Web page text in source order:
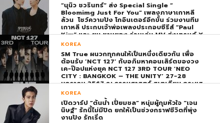
“นุนิว ชวรินทร์” ส่ง Special Single “
Bloomimg Just For You” เพลงภาษาเกาหลี
ล้วน โชว์ความปัง โกอินเตอร์อีกขั้น ร่วมงานทีม
เกาหลี ประกบเจ้าพ่อเพลงประกอบซีรีส์ “Paul
Kim” และ ยุน ชานยอง ร่วมเล่น MV ส่งเทรนด์ X
พุ่ง ติดอันดับ 1 โลก
KOREA
SM True ผนวกทุกคนให้เป็นหนึ่งเดียวกัน เพื่อ
ต้อนรับ ‘NCT 127’ กับอภิมหาคอนเสิร์ตของวง
เค-ป๊อปแห่งยุค NCT 127 3RD TOUR ‘NEO
CITY : BANGKOK – THE UNITY’ 27-28
มกราคม 2567 ณ ธรรมศาสตร์ สเตเดียม กระแส
ตอบรับยิ่งใหญ่สมการรอคอย บัตร SOLD OUT
ทุกที่นั่งทันทีที่เปิดจำหน่าย !
KOREA
เปิดวาร์ป “ต้นน้ำ เปี่ยมชล” หนุ่มผู้กุมหัวใจ “เจน
นิษฐ์” รักนี้ไม่มีปิด ยกให้เป็นช่วงกราฟชีวิตที่พุ่ง
งานปัง รักเริ่ด